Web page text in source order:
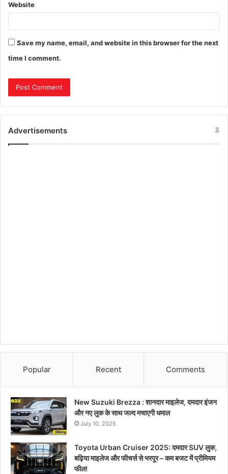
Website
Save my name, email, and website in this browser for the next
time I comment.
Advertisements
Popular Recent Comments
New Suzuki Brezza : शानदार माइलेज, दमदार इंजन
और नए लुक के साथ जल्द मचाएगी धमाल
July 10, 2025
Toyota Urban Cruiser 2025: दमदार SUV लुक,
बढ़िया माइलेज और फीचर्स से भरपूर – कम बजट में प्रीमियम
फील!